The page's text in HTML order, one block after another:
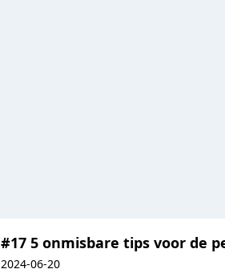
#17 5 onmisbare tips voor de
2024-06-20